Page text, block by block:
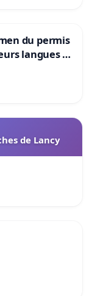
du permis
langues à
de Lancy